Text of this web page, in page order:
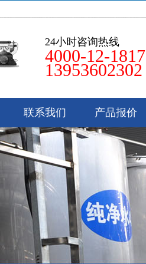
24小时咨询热线
4000-12-1817
13953602302
联系我们 产品报价